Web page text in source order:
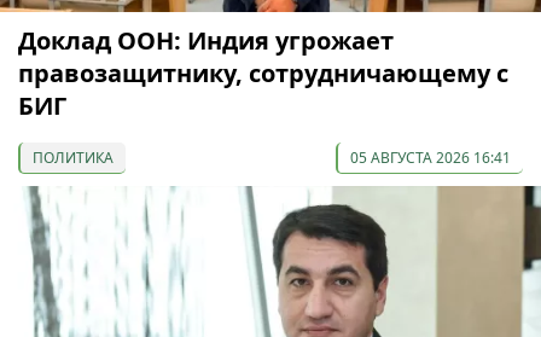
Доклад ООН: Индия угрожает
правозащитнику, сотрудничающему с
БИГ
ПОЛИТИКА 05 АВГУСТА 2026 16:41